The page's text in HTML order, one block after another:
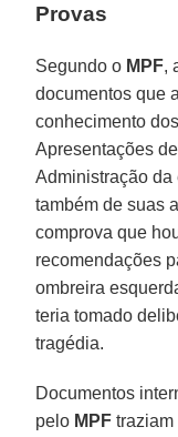
Provas
Segundo o MPF,
documentos que
conhecimento
Apresentações
Administração da
também de suas
comprova que
recomendações
ombreira
teria tomado
tragédia.
Documentos
pelo MPF traziam